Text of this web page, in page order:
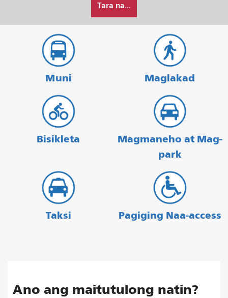
ko
gustong
Tara na...
Muni Maglakad
Bisikleta
Magmaneho at Mag-
park
Taksi Pagiging Naa-access
Ano ang maitutulong natin?